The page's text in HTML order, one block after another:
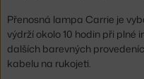
Přenosná lampa Carrie je
výdrží okolo 10 hodin při plné
dalších barevných
kabelu na rukojeti.